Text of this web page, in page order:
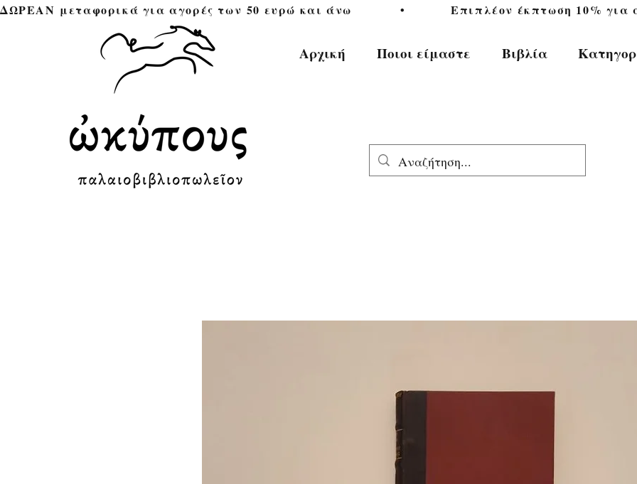
ΔΩΡΕΑΝ μεταφορικά για αγορές των 50 ευρώ και άνω            •           Επιπλέον έκπτωση 10%
Αρχική Ποιοι είμαστε Βιβλία